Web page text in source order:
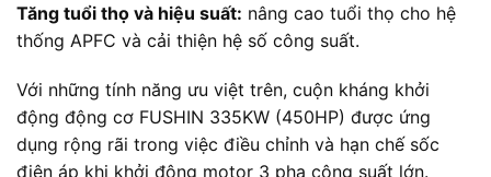
Tăng tuổi thọ và hiệu suất: nâng cao tuổi thọ cho hệ
thống APFC và cải thiện hệ số công suất.
Với những tính năng ưu việt trên, cuộn kháng khởi
động động cơ FUSHIN 335KW (450HP) được ứng
dụng rộng rãi trong việc điều chỉnh và hạn chế sốc
điện áp khi khởi động motor 3 pha công suất lớn.